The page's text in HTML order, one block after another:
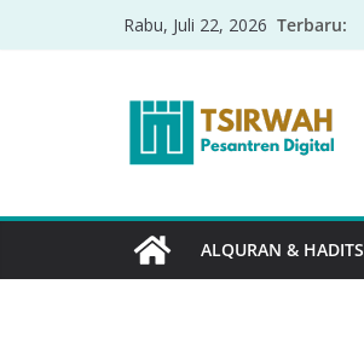
Rabu, Juli 22, 2026 Terbaru:
ALQURAN & HADITS